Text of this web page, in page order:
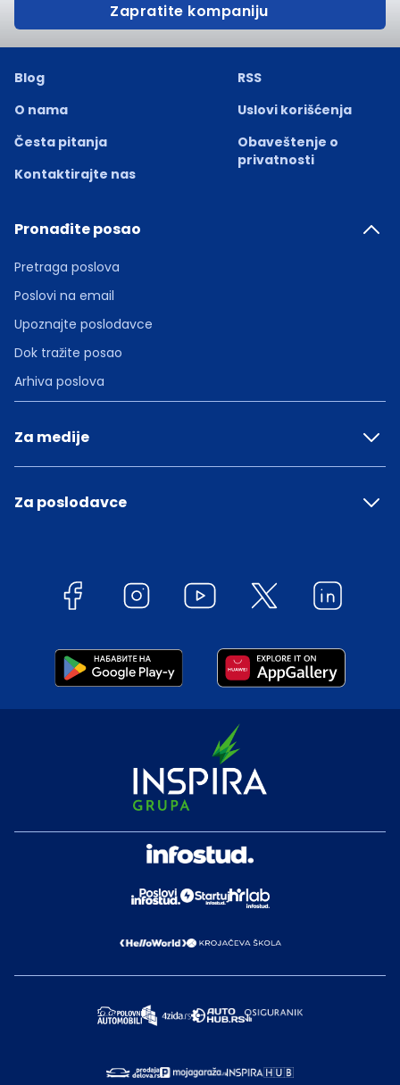
Zapratite kompaniju
Blog
O nama
Česta pitanja
Kontaktirajte nas
RSS
Uslovi korišćenja
Obaveštenje o
privatnosti
Pronađite posao
Pretraga poslova
Poslovi na email
Upoznajte poslodavce
Dok tražite posao
Arhiva poslova
Za medije
Za poslodavce